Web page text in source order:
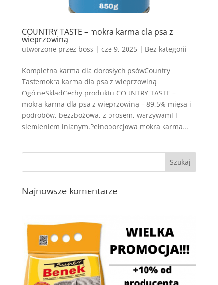
COUNTRY TASTE – mokra karma dla psa z
wieprzowiną
utworzone przez boss | cze 9, 2025| Bez kategorii
Kompletna karma dla dorosłych psówCountry
Tastemokra karma dla psa z wieprzowiną
OgólneSkładCechy produktu COUNTRY TASTE –
mokra karma dla psa z wieprzowiną – 89,5% mięsa i
podrobów, bezzbożowa, z prosem, warzywami i
siemieniem lnianym.Pełnoporcjowa mokra karma...
Najnowsze komentarze